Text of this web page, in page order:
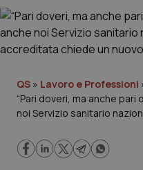
Cronache
Governo e
Regioni e Asl
Lavoro e Professioni
QS » Lavoro e Professioni
“Pari doveri, ma anche
noi Servizio sanitario